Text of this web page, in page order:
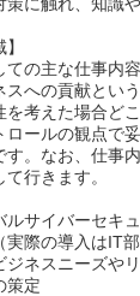
ての主な仕事内
スへの貢献とい
を考えた場合ど
ロールの観点で
す。なお、仕事
行きます。
ルサイバーセキ
実際の導入はIT部
ジネスニーズや
策定